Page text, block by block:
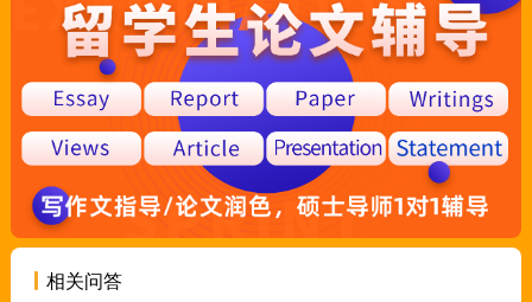
相关问答